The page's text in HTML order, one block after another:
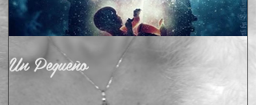
Un Pequeño